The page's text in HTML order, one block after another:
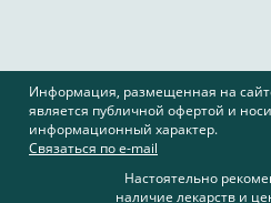
Информация, размещенная на
является публичной офертой и
информационный характер.
Связаться по e-mail
Настоятельно
наличие лекарств и